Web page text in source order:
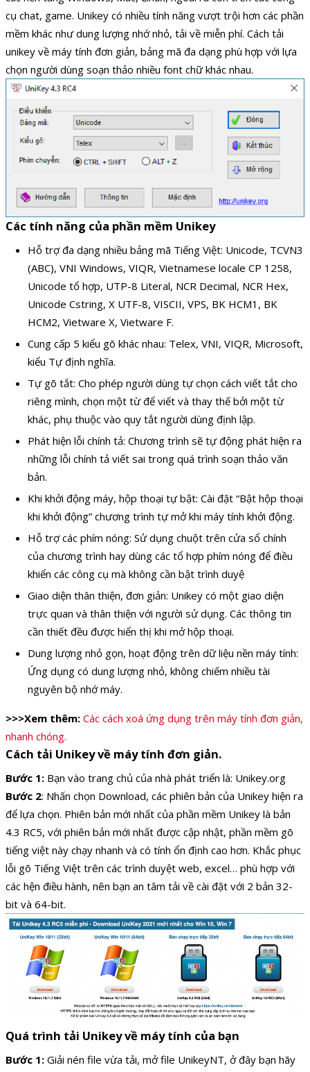
cụ chat, game. Unikey có nhiều tính năng vượt trội hơn các phần
mềm khác như dung lượng nhớ nhỏ, tải về miễn phí. Cách tải
unikey về máy tính đơn giản, bảng mã đa dạng phù hợp với lựa
chọn người dùng soạn thảo nhiều font chữ khác nhau.
Các tính năng của phần mềm Unikey
Hỗ trợ đa dạng nhiều bảng mã Tiếng Việt: Unicode, TCVN3
(ABC), VNI Windows, VIQR, Vietnamese locale CP 1258,
Unicode tổ hợp, UTP-8 Literal, NCR Decimal, NCR Hex,
Unicode Cstring, X UTF-8, VISCII, VPS, BK HCM1, BK
HCM2, Vietware X, Vietware F.
Cung cấp 5 kiểu gõ khác nhau: Telex, VNI, VIQR, Microsoft,
kiểu Tự định nghĩa.
Tự gõ tắt: Cho phép người dùng tự chọn cách viết tắt cho
riêng mình, chọn một từ để viết và thay thế bởi một từ
khác, phụ thuộc vào quy tắt người dùng định lập.
Phát hiện lỗi chính tả: Chương trình sẽ tự động phát hiện ra
những lỗi chính tả viết sai trong quá trình soạn thảo văn
bản.
Khi khởi động máy, hộp thoại tự bật: Cài đặt “Bật hộp thoại
khi khởi động” chương trình tự mở khi máy tính khởi động.
Hỗ trợ các phím nóng: Sử dụng chuột trên cửa sổ chính
của chương trình hay dùng các tổ hợp phím nóng để điều
khiển các công cụ mà không cần bật trình duyệ
Giao diện thân thiện, đơn giản: Unikey có một giao diện
trực quan và thân thiện với người sử dụng. Các thông tin
cần thiết đều được hiển thị khi mở hộp thoại.
Dung lượng nhỏ gọn, hoạt động trên dữ liệu nền máy tính:
Ứng dụng có dung lượng nhỏ, không chiếm nhiều tài
nguyên bộ nhớ máy.
>>>Xem thêm: Các cách xoá ứng dụng trên máy tính đơn giản,
nhanh chóng.
Cách tải Unikey về máy tính đơn giản.
Bước 1: Bạn vào trang chủ của nhà phát triển là: Unikey.org
Bước 2: Nhấn chọn Download, các phiên bản của Unikey hiện ra
để lựa chọn. Phiên bản mới nhất của phần mềm Unikey là bản
4.3 RC5, với phiên bản mới nhất được cập nhật, phần mềm gõ
tiếng việt này chạy nhanh và có tính ổn định cao hơn. Khắc phục
lỗi gõ Tiếng Việt trên các trình duyệt web, excel… phù hợp với
các hện điều hành, nên bạn an tâm tải về cài đặt với 2 bản 32-
bit và 64-bit.
Quá trình tải Unikey về máy tính của bạn
Bước 1: Giải nén file vừa tải, mở file UnikeyNT, ở đây bạn hãy